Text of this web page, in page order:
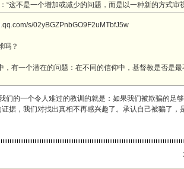
“这不是一个增加或减少的问题，而是以一种新的方式审
s/02yBGZPnbGO9F2uMTbfJ5w
吗？
，有一个潜在的问题：在不同的信仰中，基督教是否是
们的一个令人难过的教训的就是：如果我们被欺骗的足
据，我们对找出真相不再感兴趣了。承认自己被骗了，